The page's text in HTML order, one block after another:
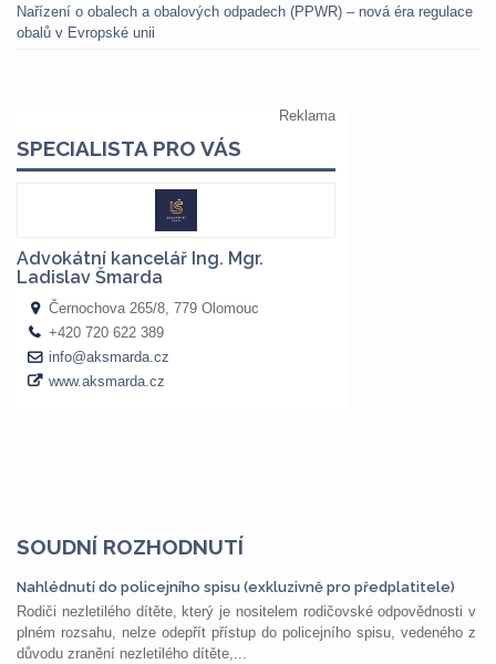
Nařízení o obalech a obalových odpadech (PPWR) – nová éra regulace
obalů v Evropské unii
SOUDNÍ ROZHODNUTÍ
Nahlédnutí do policejního spisu (exkluzivně pro předplatitele)
Rodiči nezletilého dítěte, který je nositelem rodičovské odpovědnosti v
plném rozsahu, nelze odepřít přístup do policejního spisu, vedeného z
důvodu zranění nezletilého dítěte,...